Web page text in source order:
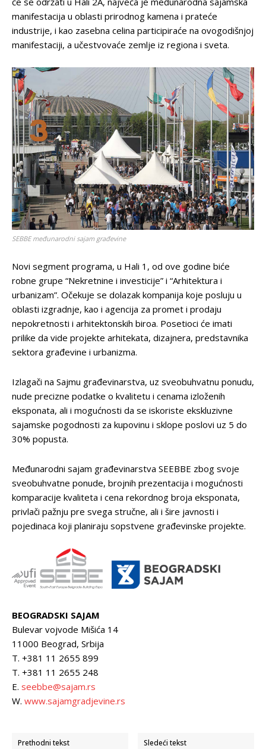
manifestacija u oblasti prirodnog kamena i prateće
industrije, i kao zasebna celina participiraće na ovogodišnjoj
manifestaciji, a učestvovaće zemlje iz regiona i sveta.
SEBBE međunarodni sajam građevine
Novi segment programa, u Hali 1, od ove godine biće
robne grupe “Nekretnine i investicije” i “Arhitektura i
urbanizam”. Očekuje se dolazak kompanija koje posluju u
oblasti izgradnje, kao i agencija za promet i prodaju
nepokretnosti i arhitektonskih biroa. Posetioci će imati
prilike da vide projekte arhitekata, dizajnera, predstavnika
sektora građevine i urbanizma.
Izlagači na Sajmu građevinarstva, uz sveobuhvatnu ponudu,
nude precizne podatke o kvalitetu i cenama izloženih
eksponata, ali i mogućnosti da se iskoriste ekskluzivne
sajamske pogodnosti za kupovinu i sklope poslovi uz 5 do
30% popusta.
Međunarodni sajam građevinarstva SEEBBE zbog svoje
sveobuhvatne ponude, brojnih prezentacija i mogućnosti
komparacije kvaliteta i cena rekordnog broja eksponata,
privlači pažnju pre svega stručne, ali i šire javnosti i
pojedinaca koji planiraju sopstvene građevinske projekte.
BEOGRADSKI SAJAM
Bulevar vojvode Mišića 14
11000 Beograd, Srbija
T. +381 11 2655 899
T. +381 11 2655 248
E. seebbe@sajam.rs
W. www.sajamgradjevine.rs
Prethodni tekst Sledeći tekst